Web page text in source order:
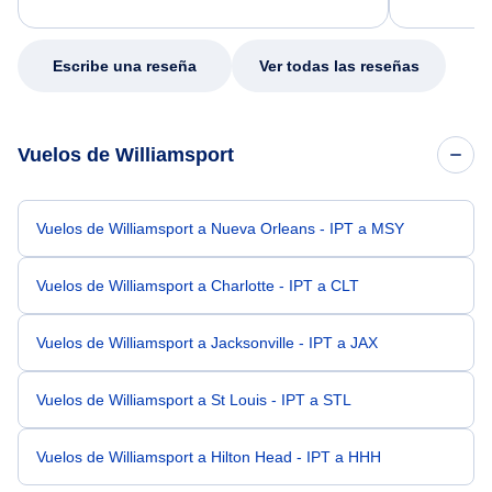
my issue.
Escribe una reseña Ver todas las reseñas
Vuelos de Williamsport
Vuelos de Williamsport a Nueva Orleans - IPT a MSY
Vuelos de Williamsport a Charlotte - IPT a CLT
Vuelos de Williamsport a Jacksonville - IPT a JAX
Vuelos de Williamsport a St Louis - IPT a STL
Vuelos de Williamsport a Hilton Head - IPT a HHH